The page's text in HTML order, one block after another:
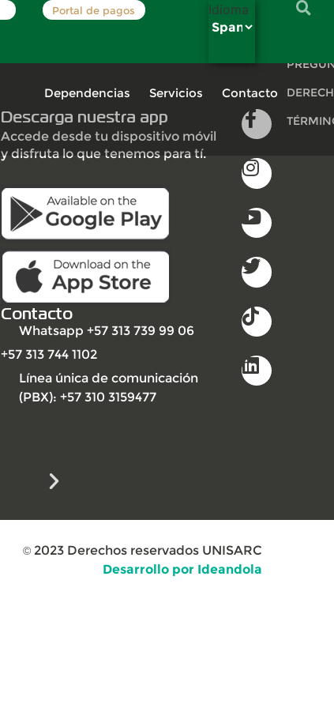
Portal de pagos Idioma
Dependencias Servicios
Contacto
Descarga nuestra app
Accede desde tu dispositivo móvil
y disfruta lo que tenemos para tí.
Contacto
Whatsapp +57 313 739 99 06
+57 313 744 1102
Línea única de comunicación
(PBX): +57 310 3159477
© 2023 Derechos reservados UNISARC
Desarrollo por Ideandola